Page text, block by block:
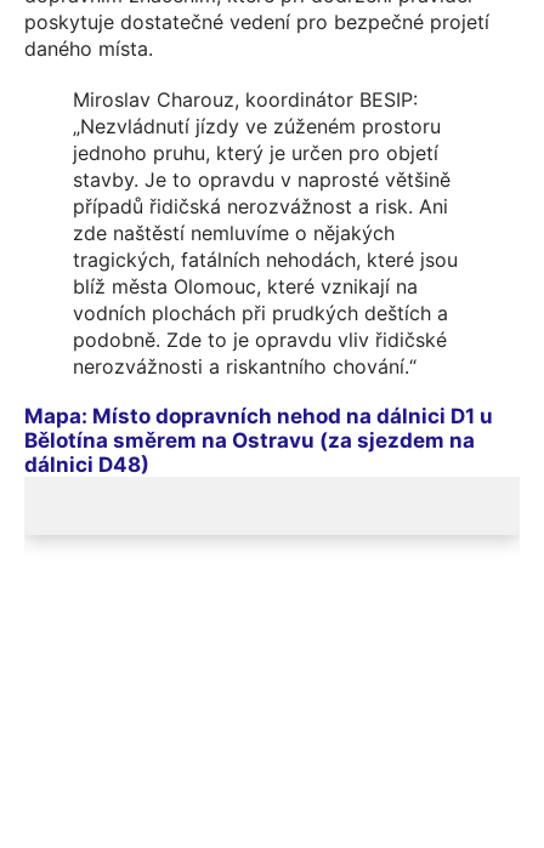
poskytuje dostatečné vedení pro bezpečné projetí
daného místa.
Miroslav Charouz, koordinátor BESIP:
„Nezvládnutí jízdy ve zúženém prostoru
jednoho pruhu, který je určen pro objetí
stavby. Je to opravdu v naprosté většině
případů řidičská nerozvážnost a risk. Ani
zde naštěstí nemluvíme o nějakých
tragických, fatálních nehodách, které jsou
blíž města Olomouc, které vznikají na
vodních plochách při prudkých deštích a
podobně. Zde to je opravdu vliv řidičské
nerozvážnosti a riskantního chování.“
Mapa: Místo dopravních nehod na dálnici D1 u
Bělotína směrem na Ostravu (za sjezdem na
dálnici D48)